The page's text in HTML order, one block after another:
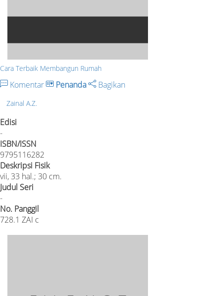
Cara Terbaik Membangun Rumah
Komentar Penanda Bagikan
Zainal A.Z.
Edisi
-
ISBN/ISSN
9795116282
Deskripsi Fisik
vii, 33 hal.; 30 cm.
Judul Seri
-
No. Panggil
728.1 ZAI c